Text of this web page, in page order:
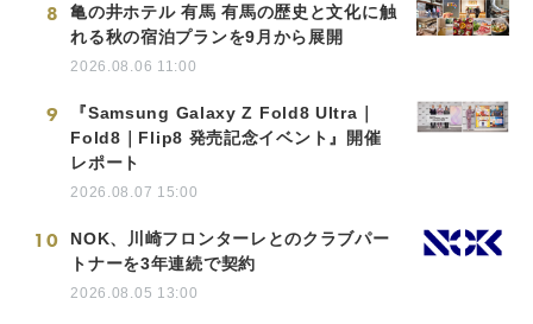
8
亀の井ホテル 有馬 有馬の歴史と文化に触
れる秋の宿泊プランを9月から展開
2026.08.06 11:00
9
『Samsung Galaxy Z Fold8 Ultra｜
Fold8｜Flip8 発売記念イベント』開催
レポート
2026.08.07 15:00
10
NOK、川崎フロンターレとのクラブパー
トナーを3年連続で契約
2026.08.05 13:00